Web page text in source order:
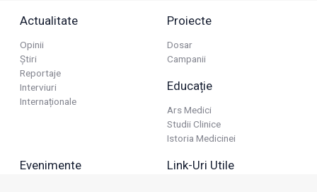
Actualitate
Opinii
Știri
Reportaje
Interviuri
Internaționale
Proiecte
Dosar
Campanii
Educație
Ars Medici
Studii Clinice
Istoria Medicinei
Evenimente Link-Uri Utile